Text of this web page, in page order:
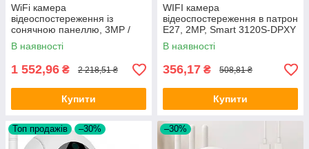
WiFi камера
відеоспостереження із
сонячною панеллю, 3MP /
Вулична камера
спостереження / Зовнішня
В наявності
1 552,96 ₴ 2 218,51 ₴
Купити
WIFI камера
відеоспостереження в патрон
Е27, 2MP, Smart 3120S-DPXY
/ Бездротова IP камера
лампочка
В наявності
356,17 ₴ 508,81 ₴
Купити
Топ продажів –30% –30%